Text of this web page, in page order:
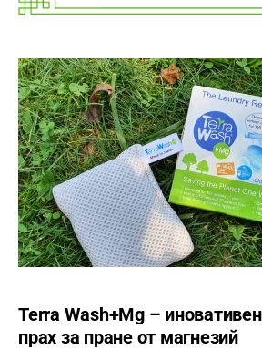
Terra Wash+Mg –
прах за пране от магнезий